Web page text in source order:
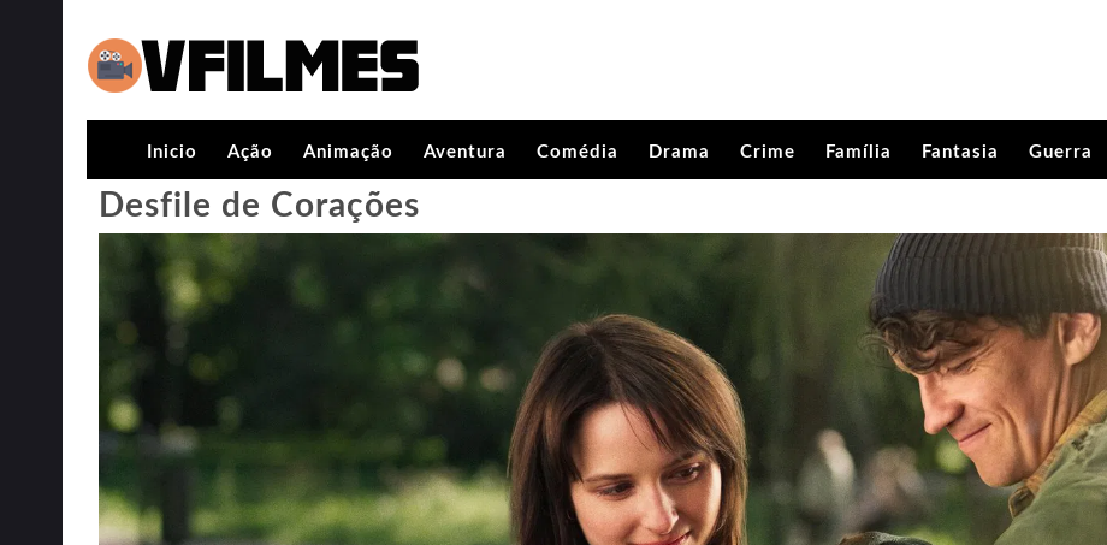
Inicio Ação Animação Aventura Comédia Drama Crime Família Fantasia Guerra
Desfile de Corações